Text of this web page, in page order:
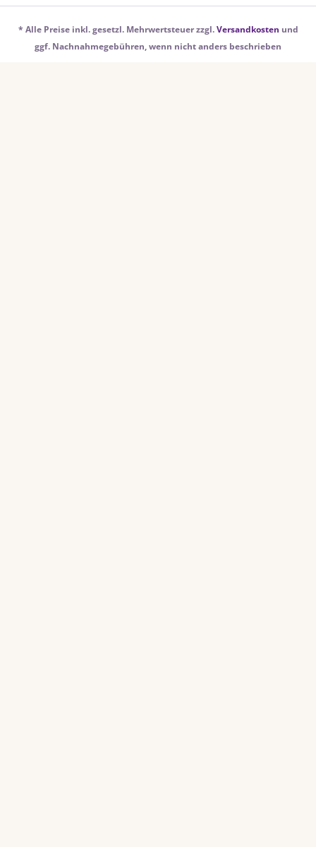
* Alle Preise inkl. gesetzl. Mehrwertsteuer zzgl.Versandkosten und
ggf. Nachnahmegebühren, wenn nicht anders beschrieben